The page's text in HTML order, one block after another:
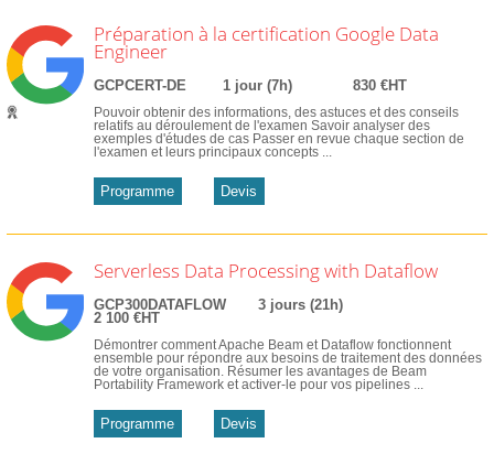
Préparation à la certification Google Data
Engineer
GCPCERT-DE 1 jour (7h) 830 €HT
Pouvoir obtenir des informations, des astuces et des conseils
relatifs au déroulement de l'examen Savoir analyser des
exemples d'études de cas Passer en revue chaque section de
l'examen et leurs principaux concepts ...
Programme Devis
Serverless Data Processing with Dataflow
GCP300DATAFLOW
3 jours (21h)
2 100 €HT
Démontrer comment Apache Beam et Dataflow fonctionnent
ensemble pour répondre aux besoins de traitement des données
de votre organisation. Résumer les avantages de Beam
Portability Framework et activer-le pour vos pipelines ...
Programme Devis